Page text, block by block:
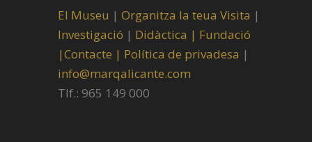
El Museu | Organitza la teua Visita |
Investigació | Didàctica | Fundació
|Contacte | Política de privadesa |
info@marqalicante.com
Tlf.: 965 149 000